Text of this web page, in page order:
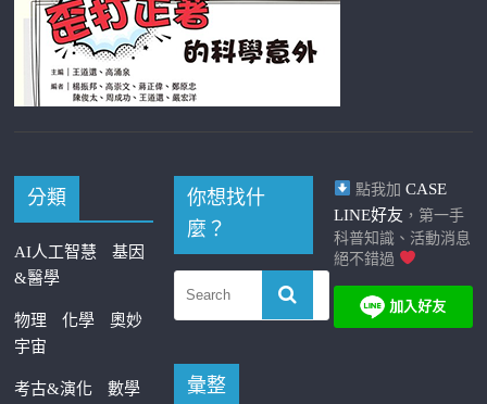
分類
AI人工智慧
基因
&醫學
物理 化學
奧妙
宇宙
考古&演化
數學
你想找什
麼？
彙整
點我加 CASE
LINE好友 ，第一手
科普知識、活動消息
絕不錯過